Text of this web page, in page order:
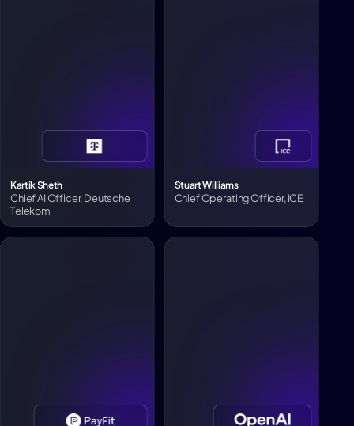
Kartik Sheth
Chief AI Officer, Deutsche
Telekom
Stuart Williams
Chief Operating Officer, ICE